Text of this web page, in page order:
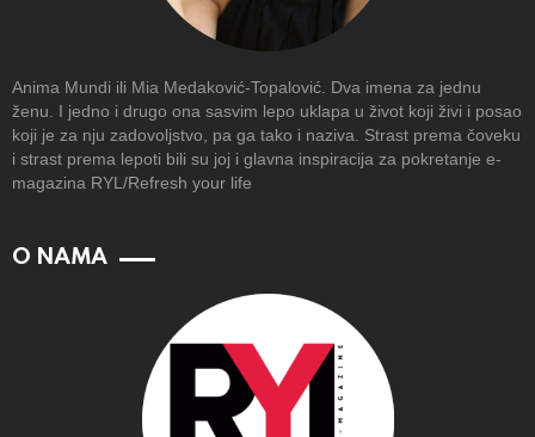
Anima Mundi ili Mia Medaković-Topalović. Dva imena za jednu
ženu. I jedno i drugo ona sasvim lepo uklapa u život koji živi i posao
koji je za nju zadovoljstvo, pa ga tako i naziva. Strast prema čoveku
i strast prema lepoti bili su joj i glavna inspiracija za pokretanje e-
magazina RYL/Refresh your life
O NAMA